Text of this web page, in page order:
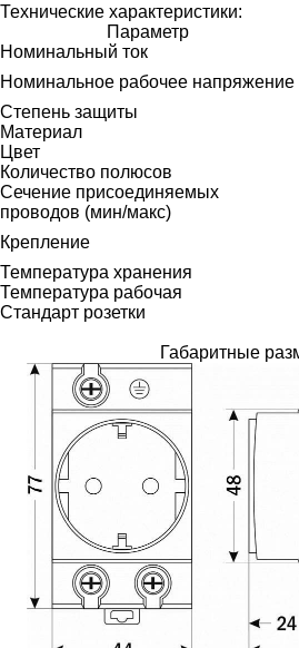
Технические характеристики:
Параметр
Номинальный ток
Номинальное рабочее напряжение
Степень защиты
Материал
Цвет
Количество полюсов
Сечение присоединяемых
проводов (мин/макс)
Крепление
Температура хранения
Температура рабочая
Стандарт розетки
Габаритные